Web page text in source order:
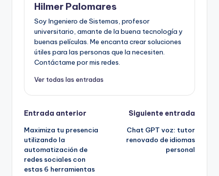
Hilmer Palomares
Soy Ingeniero de Sistemas, profesor
universitario, amante de la buena tecnología y
buenas películas. Me encanta crear soluciones
útiles para las personas que la necesiten.
Contáctame por mis redes.
Ver todas las entradas
Navegación
de
entradas
Entrada anterior
Maximiza tu presencia
utilizando la
automatización de
redes sociales con
estas 6 herramientas
Siguiente entrada
Chat GPT voz: tutor
renovado de idiomas
personal